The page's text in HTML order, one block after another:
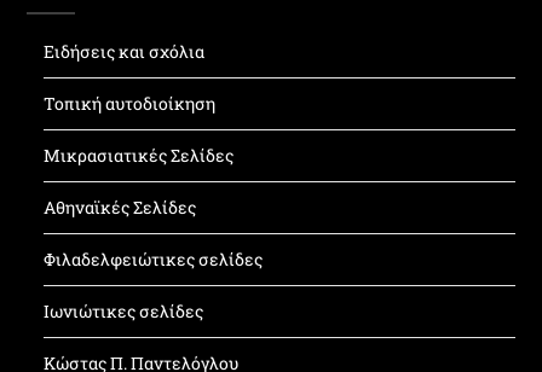
Ειδήσεις και σχόλια
Τοπική αυτοδιοίκηση
Μικρασιατικές Σελίδες
Αθηναϊκές Σελίδες
Φιλαδελφειώτικες σελίδες
Ιωνιώτικες σελίδες
Κώστας Π. Παντελόγλου